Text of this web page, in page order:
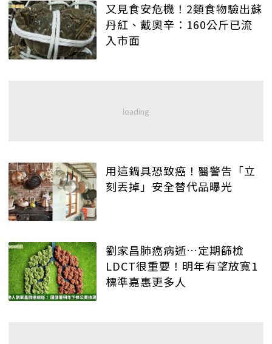
又見食安危機！2類食物驗出蘇
丹紅、戴奧辛：160公斤已流
入市面
用這鍋具恐致癌！醫警告「立
刻丟掉」安全替代品曝光
劉家昌肺癌病逝…定期篩檢
LDCT很重要！明年有望放寬1
標準嘉惠更多人